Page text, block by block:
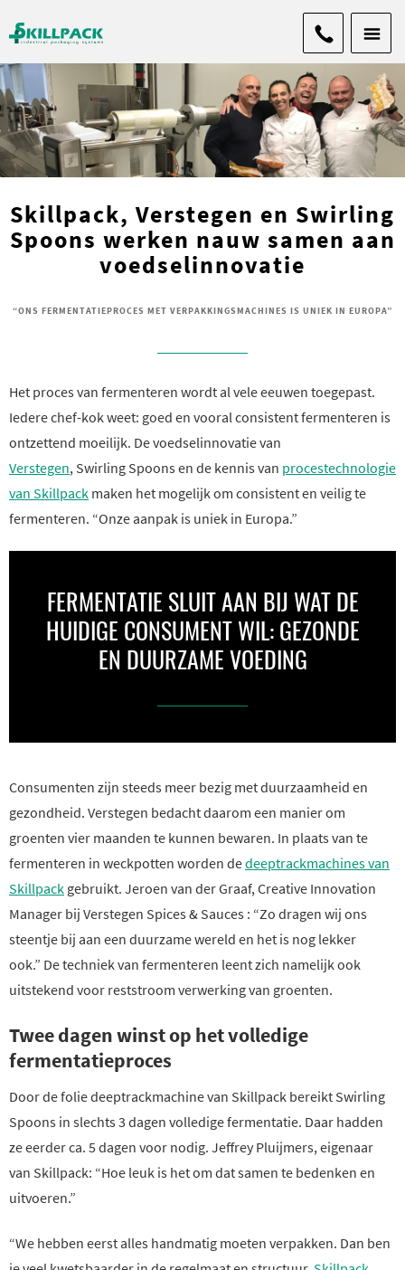
Skillpack, Verstegen en Swirling
Spoons werken nauw samen aan
voedselinnovatie
“ONS FERMENTATIEPROCES MET VERPAKKINGSMACHINES IS UNIEK IN EUROPA”
Het proces van fermenteren wordt al vele eeuwen toegepast.
Iedere chef-kok weet: goed en vooral consistent fermenteren is
ontzettend moeilijk. De voedselinnovatie van
Verstegen, Swirling Spoons en de kennis van procestechnologie
van Skillpack maken het mogelijk om consistent en veilig te
fermenteren. “Onze aanpak is uniek in Europa.”
FERMENTATIE SLUIT AAN BIJ WAT DE
HUIDIGE CONSUMENT WIL: GEZONDE
EN DUURZAME VOEDING
Consumenten zijn steeds meer bezig met duurzaamheid en
gezondheid. Verstegen bedacht daarom een manier om
groenten vier maanden te kunnen bewaren. In plaats van te
fermenteren in weckpotten worden dedeeptrackmachines van
Skillpack gebruikt. Jeroen van der Graaf, Creative Innovation
Manager bij Verstegen Spices & Sauces : “Zo dragen wij ons
steentje bij aan een duurzame wereld en het is nog lekker
ook.” De techniek van fermenteren leent zich namelijk ook
uitstekend voor reststroom verwerking van groenten.
Twee dagen winst op het volledige
fermentatieproces
Door de folie deeptrackmachine van Skillpack bereikt Swirling
Spoons in slechts 3 dagen volledige fermentatie. Daar hadden
ze eerder ca. 5 dagen voor nodig. Jeffrey Pluijmers, eigenaar
van Skillpack: “Hoe leuk is het om dat samen te bedenken en
uitvoeren.”
“We hebben eerst alles handmatig moeten verpakken. Dan ben